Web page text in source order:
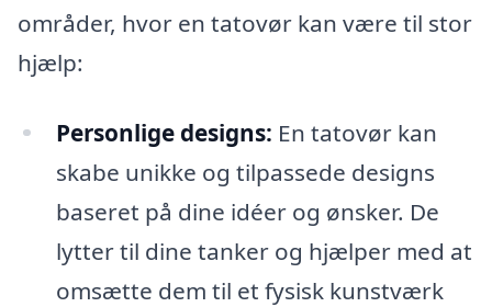
områder, hvor en tatovør kan være til stor
hjælp:
Personlige designs: En tatovør kan
skabe unikke og tilpassede designs
baseret på dine idéer og ønsker. De
lytter til dine tanker og hjælper med at
omsætte dem til et fysisk kunstværk